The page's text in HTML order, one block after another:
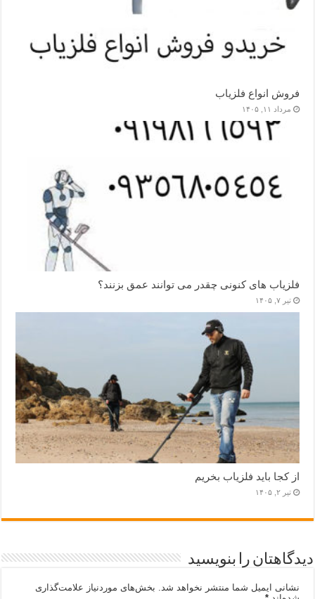
فروش انواع فلزیاب
مرداد ۱۱, ۱۴۰۵
فلزیاب های کنونی چقدر می توانند عمق بزنند؟
تیر ۷, ۱۴۰۵
از کجا باید فلزیاب بخریم
تیر ۲, ۱۴۰۵
دیدگاهتان را بنویسید
نشانی ایمیل شما منتشر نخواهد شد. بخش‌های موردنیاز علامت‌گذاری